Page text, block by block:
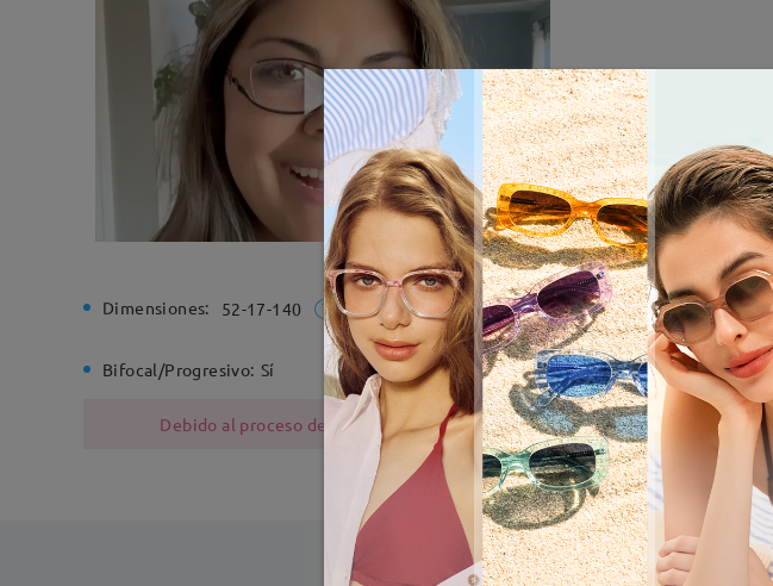
Dimensiones: 52-17-140 Ancho de la montura: 134 mm (Medio)
Bifocal/Progresivo: Sí Bisagra de resorte: No
Debido al proceso de fabricación, las monturas metálicas contienen níquel.